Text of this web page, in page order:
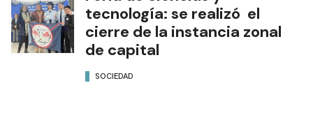
tecnología: se realizó el
cierre de la instancia zonal
de capital
SOCIEDAD